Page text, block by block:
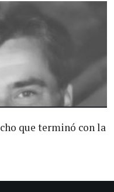
que terminó con la